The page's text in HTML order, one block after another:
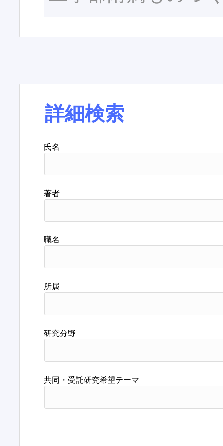
詳細検索
氏名
著者
職名
所属
研究分野
共同・受託研究希望テーマ